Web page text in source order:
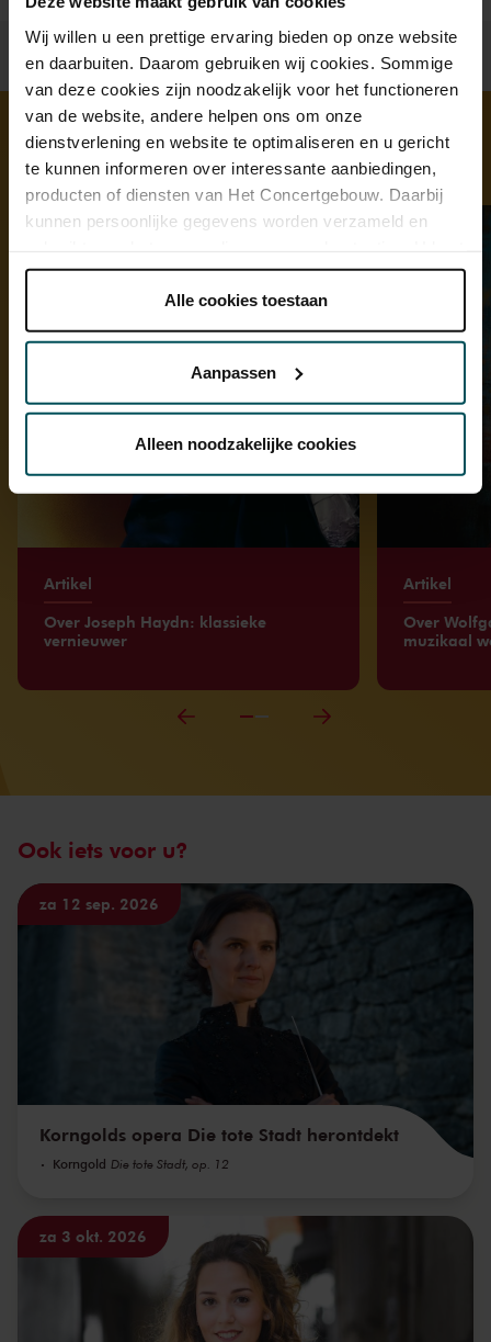
Wij willen u een prettige ervaring bieden op onze website
en daarbuiten. Daarom gebruiken wij cookies. Sommige
van deze cookies zijn noodzakelijk voor het functioneren
van de website, andere helpen ons om onze
dienstverlening en website te optimaliseren en u gericht
te kunnen informeren over interessante aanbiedingen,
producten of diensten van Het Concertgebouw. Daarbij
kunnen persoonlijke gegevens worden verzameld en
onder 'aanpassen' zelf welke cookies wij mogen
Lees onze cookieverklaring hier. Lees onze
Via decookieverklaringop onze website kunt u uw
We werken samen met
die uw gegevens
kunnen ontvangen en verwerken.
Alle cookies toestaan
Aanpassen
Alleen noodzakelijke cookies
Ontdek meer
Artikel
Over Joseph Haydn: klassieke
vernieuwer
Artikel
Over
muzikaal
Ook iets voor u?
za 12 sep. 2026
Korngolds opera Die tote Stadt herontdekt
Korngold Die tote Stadt, op. 12
za 3 okt. 2026